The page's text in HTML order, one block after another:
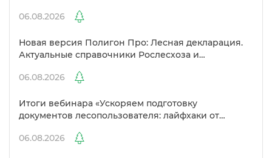
06.08.2026
Новая версия Полигон Про: Лесная декларация.
Актуальные справочники Рослесхоза и
06.08.2026
Итоги вебинара «Ускоряем подготовку
документов лесопользователя: лайфхаки от
06.08.2026